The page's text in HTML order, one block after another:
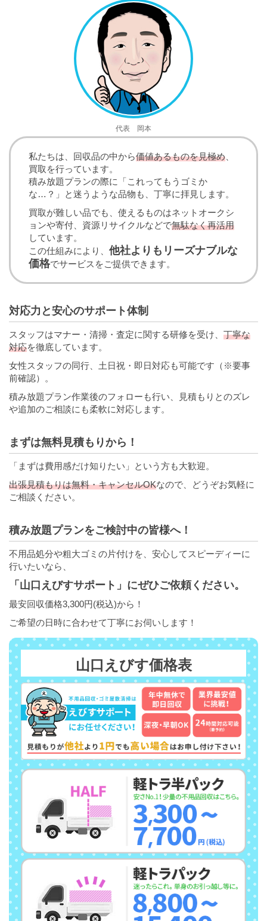
代表 岡本
私たちは、回収品の中から価値あるものを見極め
買取を行っています。
積み放題プランの際に「これってもうゴミか
な…？」と迷うような品物も、丁寧に拝見します。
買取が難しい品でも、使えるものはネットオークシ
ョンや寄付、資源リサイクルなどで無駄なく再活用
しています。
この仕組みにより、 他社よりもリーズナブルな
価格でサービスをご提供できます。
対応力と安心のサポート体制
スタッフはマナー・清掃・査定に関する研修を受け、 丁寧な
対応を徹底しています。
女性スタッフの同行、土日祝・即日対応も可能です（※要事
前確認）。
積み放題プラン作業後のフォローも行い、見積もりとのズレ
や追加のご相談にも柔軟に対応します。
まずは無料見積もりから！
「まずは費用感だけ知りたい」という方も大歓迎。
出張見積もりは無料・キャンセルOKなので、どうぞお気軽に
ご相談ください。
積み放題プランをご検討中の皆様へ！
不用品処分や粗大ゴミの片付けを、安心してスピーディーに
行いたいなら、
「山口えびすサポート」にぜひご依頼ください。
最安回収価格3,300円(税込)から！
ご希望の日時に合わせて丁寧にお伺いします！
山口えびす価格表